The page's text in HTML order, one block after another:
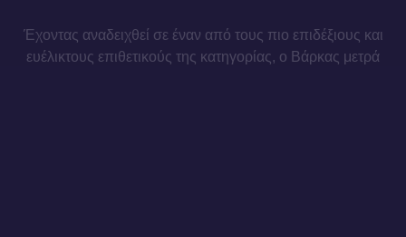
Έχοντας αναδειχθεί σε έναν από τους πιο επιδέξιους και
ευέλικτους επιθετικούς της κατηγορίας, ο Βάρκας μετρά